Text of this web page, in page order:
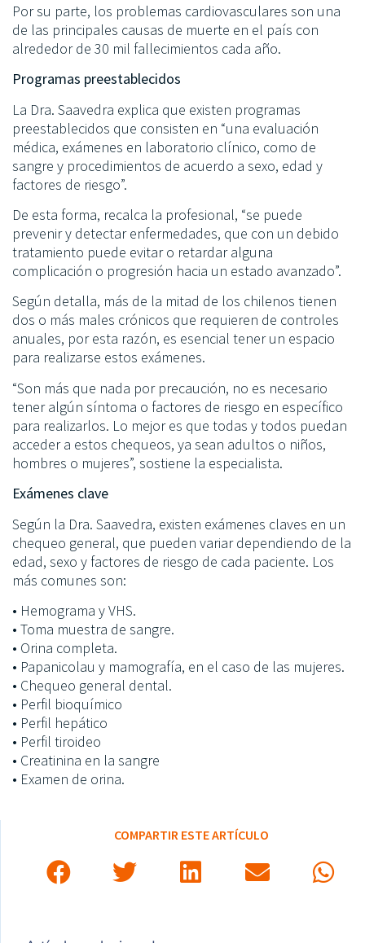
Por su parte, los problemas cardiovasculares son una
de las principales causas de muerte en el país con
alrededor de 30 mil fallecimientos cada año.
Programas preestablecidos
La Dra. Saavedra explica que existen programas
preestablecidos que consisten en “una evaluación
médica, exámenes en laboratorio clínico, como de
sangre y procedimientos de acuerdo a sexo, edad y
factores de riesgo”.
De esta forma, recalca la profesional, “se puede
prevenir y detectar enfermedades, que con un debido
tratamiento puede evitar o retardar alguna
complicación o progresión hacia un estado avanzado”.
Según detalla, más de la mitad de los chilenos tienen
dos o más males crónicos que requieren de controles
anuales, por esta razón, es esencial tener un espacio
para realizarse estos exámenes.
“Son más que nada por precaución, no es necesario
tener algún síntoma o factores de riesgo en específico
para realizarlos. Lo mejor es que todas y todos puedan
acceder a estos chequeos, ya sean adultos o niños,
hombres o mujeres”, sostiene la especialista.
Exámenes clave
Según la Dra. Saavedra, existen exámenes claves en un
chequeo general, que pueden variar dependiendo de la
edad, sexo y factores de riesgo de cada paciente. Los
más comunes son:
• Hemograma y VHS.
• Toma muestra de sangre.
• Orina completa.
• Papanicolau y mamografía, en el caso de las mujeres.
• Chequeo general dental.
• Perfil bioquímico
• Perfil hepático
• Perfil tiroideo
• Creatinina en la sangre
• Examen de orina.
COMPARTIR ESTE ARTÍCULO